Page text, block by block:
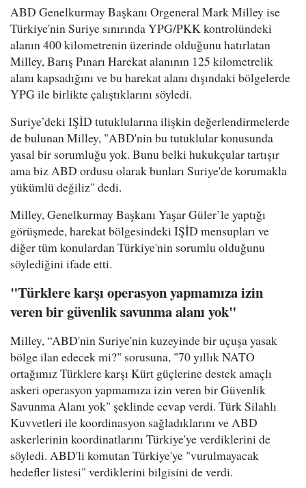
ABD Genelkurmay Başkanı Orgeneral Mark Milley ise
Türkiye'nin Suriye sınırında YPG/PKK kontrolündeki
alanın 400 kilometrenin üzerinde olduğunu hatırlatan
Milley, Barış Pınarı Harekat alanının 125 kilometrelik
alanı kapsadığını ve bu harekat alanı dışındaki bölgelerde
YPG ile birlikte çalıştıklarını söyledi.
Suriye’deki IŞİD tutuklularına ilişkin değerlendirmelerde
de bulunan Milley, "ABD'nin bu tutuklular konusunda
yasal bir sorumluğu yok. Bunu belki hukukçular tartışır
ama biz ABD ordusu olarak bunları Suriye'de korumakla
yükümlü değiliz" dedi.
Milley, Genelkurmay Başkanı Yaşar Güler’le yaptığı
görüşmede, harekat bölgesindeki IŞİD mensupları ve
diğer tüm konulardan Türkiye'nin sorumlu olduğunu
söylediğini ifade etti.
"Türklere karşı operasyon yapmamıza izin
veren bir güvenlik savunma alanı yok"
Milley, “ABD'nin Suriye'nin kuzeyinde bir uçuşa yasak
bölge ilan edecek mi?" sorusuna, "70 yıllık NATO
ortağımız Türklere karşı Kürt güçlerine destek amaçlı
askeri operasyon yapmamıza izin veren bir Güvenlik
Savunma Alanı yok" şeklinde cevap verdi. Türk Silahlı
Kuvvetleri ile koordinasyon sağladıklarını ve ABD
askerlerinin koordinatlarını Türkiye'ye verdiklerini de
söyledi. ABD'li komutan Türkiye'ye "vurulmayacak
hedefler listesi" verdiklerini bilgisini de verdi.